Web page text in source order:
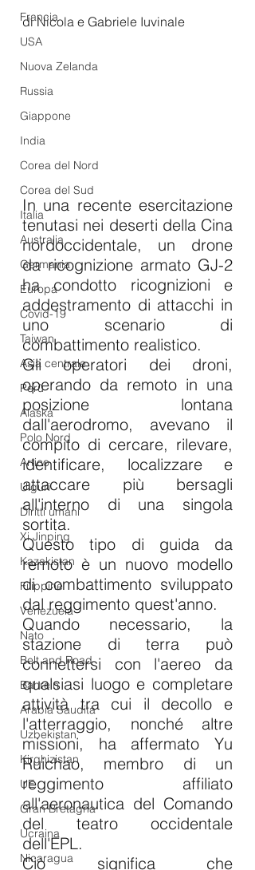
Francia
USA
Nuova Zelanda
Russia
Giappone
India
Corea del Nord
Corea del Sud
Italia
Australia
Germania
Europa
Covid-19
Taiwan
Asia centrale
Perù
Alaska
Polo Nord
Artico
Uiguri
Diritti umani
Xi Jinping
Kazakistan
Filippine
Venezuela
Nato
Belt and Road
Bahrein
Arabia Saudita
Uzbekistan
Kirghizistan
UE
Gran Bretagna
Ucraina
Nicaragua
di Nicola e Gabriele Iuvinale
In una recente esercitazione
tenutasi nei deserti della Cina
nordoccidentale, un drone
da ricognizione armato GJ-2
ha condotto ricognizioni e
addestramento di attacchi in
uno scenario di
combattimento realistico.
Gli operatori dei droni,
operando da remoto in una
posizione lontana
dall'aerodromo, avevano il
compito di cercare, rilevare,
identificare, localizzare e
attaccare più bersagli
all'interno di una singola
sortita.
Questo tipo di guida da
remoto è un nuovo modello
di combattimento sviluppato
dal reggimento quest'anno.
Quando necessario, la
stazione di terra può
connettersi con l'aereo da
qualsiasi luogo e completare
attività tra cui il decollo e
l'atterraggio, nonché altre
missioni, ha affermato Yu
Ruichao, membro di un
reggimento affiliato
all'aeronautica del Comando
del teatro occidentale
dell'EPL.
Ciò significa che